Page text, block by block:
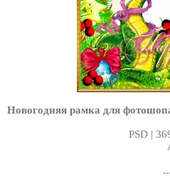
Новогодняя рамка для
PSD |
...